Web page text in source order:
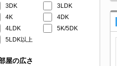
3DK
3LDK
4K
4DK
4LDK
5K/5DK
5LDK以上
屋の広さ